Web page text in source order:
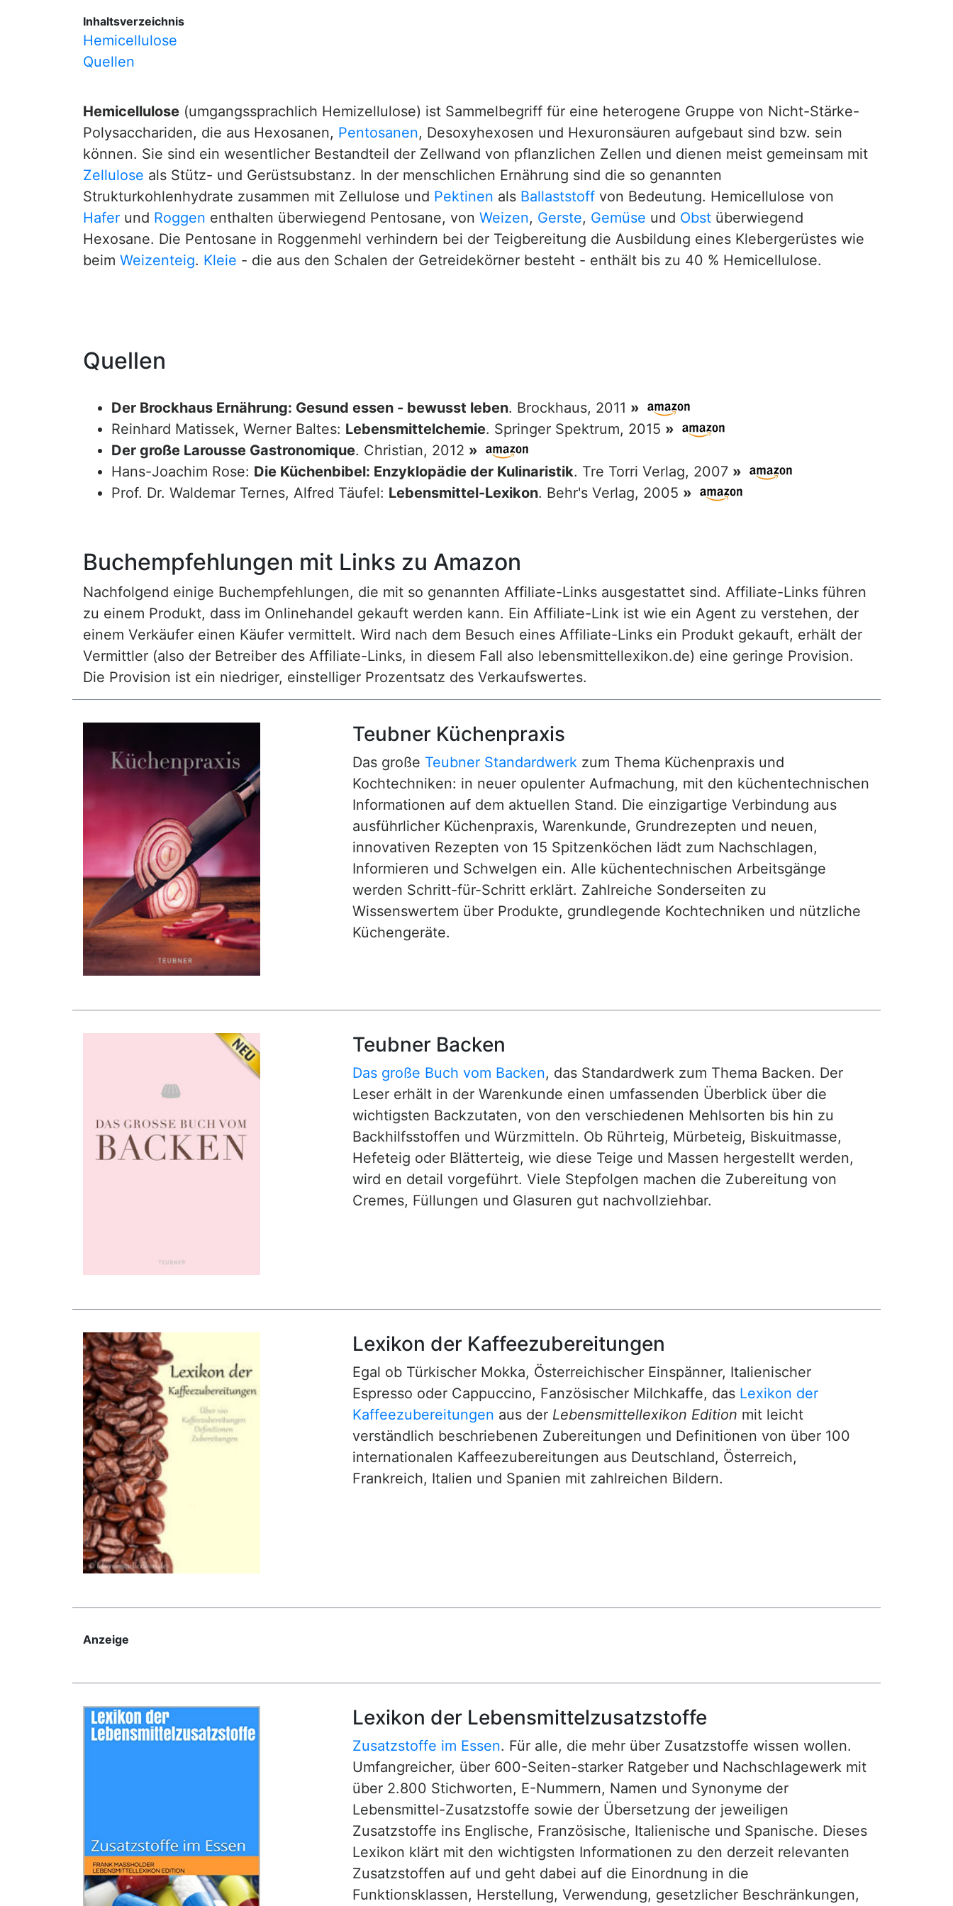
Inhaltsverzeichnis
Hemicellulose
Quellen
Hemicellulose (umgangssprachlich Hemizellulose) ist Sammelbegriff für eine heterogene Gruppe von Nicht-Stärke-
Polysacchariden, die aus Hexosanen, Pentosanen, Desoxyhexosen und Hexuronsäuren aufgebaut sind bzw. sein
können. Sie sind ein wesentlicher Bestandteil der Zellwand von pflanzlichen Zellen und dienen meist gemeinsam mit
Zellulose als Stütz- und Gerüstsubstanz. In der menschlichen Ernährung sind die so genannten
Strukturkohlenhydrate zusammen mit Zellulose und Pektinen als Ballaststoff von Bedeutung. Hemicellulose von
Hafer und Roggen enthalten überwiegend Pentosane, von Weizen, Gerste, Gemüse und Obst überwiegend
Hexosane. Die Pentosane in Roggenmehl verhindern bei der Teigbereitung die Ausbildung eines Klebergerüstes wie
beim Weizenteig. Kleie - die aus den Schalen der Getreidekörner besteht - enthält bis zu 40 % Hemicellulose.
Quellen
Der Brockhaus Ernährung: Gesund essen - bewusst leben. Brockhaus, 2011 »
Reinhard Matissek, Werner Baltes: Lebensmittelchemie. Springer Spektrum, 2015 »
Der große Larousse Gastronomique. Christian, 2012 »
Hans-Joachim Rose: Die Küchenbibel: Enzyklopädie der Kulinaristik. Tre Torri Verlag, 2007 »
Prof. Dr. Waldemar Ternes, Alfred Täufel: Lebensmittel-Lexikon. Behr's Verlag, 2005 »
Buchempfehlungen mit Links zu Amazon
Nachfolgend einige Buchempfehlungen, die mit so genannten Affiliate-Links ausgestattet sind. Affiliate-Links führen
zu einem Produkt, dass im Onlinehandel gekauft werden kann. Ein Affiliate-Link ist wie ein Agent zu verstehen, der
einem Verkäufer einen Käufer vermittelt. Wird nach dem Besuch eines Affiliate-Links ein Produkt gekauft, erhält der
Vermittler (also der Betreiber des Affiliate-Links, in diesem Fall also lebensmittellexikon.de) eine geringe Provision.
Die Provision ist ein niedriger, einstelliger Prozentsatz des Verkaufswertes.
Teubner Küchenpraxis
Das große Teubner Standardwerk zum Thema Küchenpraxis und
Kochtechniken: in neuer opulenter Aufmachung, mit den küchentechnischen
Informationen auf dem aktuellen Stand. Die einzigartige Verbindung aus
ausführlicher Küchenpraxis, Warenkunde, Grundrezepten und neuen,
innovativen Rezepten von 15 Spitzenköchen lädt zum Nachschlagen,
Informieren und Schwelgen ein. Alle küchentechnischen Arbeitsgänge
werden Schritt-für-Schritt erklärt. Zahlreiche Sonderseiten zu
Wissenswertem über Produkte, grundlegende Kochtechniken und nützliche
Küchengeräte.
Teubner Backen
Das große Buch vom Backen, das Standardwerk zum Thema Backen. Der
Leser erhält in der Warenkunde einen umfassenden Überblick über die
wichtigsten Backzutaten, von den verschiedenen Mehlsorten bis hin zu
Backhilfsstoffen und Würzmitteln. Ob Rührteig, Mürbeteig, Biskuitmasse,
Hefeteig oder Blätterteig, wie diese Teige und Massen hergestellt werden,
wird en detail vorgeführt. Viele Stepfolgen machen die Zubereitung von
Cremes, Füllungen und Glasuren gut nachvollziehbar.
Lexikon der Kaffeezubereitungen
Egal ob Türkischer Mokka, Österreichischer Einspänner, Italienischer
Espresso oder Cappuccino, Fanzösischer Milchkaffe, das Lexikon der
Kaffeezubereitungen aus der Lebensmittellexikon Edition mit leicht
verständlich beschriebenen Zubereitungen und Definitionen von über 100
internationalen Kaffeezubereitungen aus Deutschland, Österreich,
Frankreich, Italien und Spanien mit zahlreichen Bildern.
Anzeige
Lexikon der Lebensmittelzusatzstoffe
Zusatzstoffe im Essen. Für alle, die mehr über Zusatzstoffe wissen wollen.
Umfangreicher, über 600-Seiten-starker Ratgeber und Nachschlagewerk mit
über 2.800 Stichworten, E-Nummern, Namen und Synonyme der
Lebensmittel-Zusatzstoffe sowie der Übersetzung der jeweiligen
Zusatzstoffe ins Englische, Französische, Italienische und Spanische. Dieses
Lexikon klärt mit den wichtigsten Informationen zu den derzeit relevanten
Zusatzstoffen auf und geht dabei auf die Einordnung in die
Funktionsklassen, Herstellung, Verwendung, gesetzlicher Beschränkungen,